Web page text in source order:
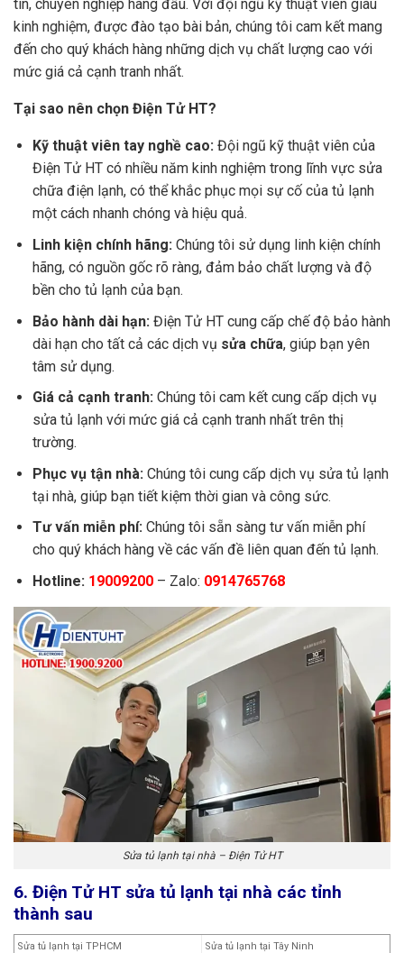
tín, chuyên nghiệp hàng đầu. Với đội ngũ kỹ thuật viên giàu
kinh nghiệm, được đào tạo bài bản, chúng tôi cam kết mang
đến cho quý khách hàng những dịch vụ chất lượng cao với
mức giá cả cạnh tranh nhất.
Tại sao nên chọn Điện Tử HT?
Kỹ thuật viên tay nghề cao:Đội ngũ kỹ thuật viên của
Điện Tử HT có nhiều năm kinh nghiệm trong lĩnh vực sửa
chữa điện lạnh, có thể khắc phục mọi sự cố của tủ lạnh
một cách nhanh chóng và hiệu quả.
Linh kiện chính hãng:Chúng tôi sử dụng linh kiện chính
hãng, có nguồn gốc rõ ràng, đảm bảo chất lượng và độ
bền cho tủ lạnh của bạn.
Bảo hành dài hạn: Điện Tử HT cung cấp chế độ bảo hành
dài hạn cho tất cả các dịch vụ sửa chữa, giúp bạn yên
tâm sử dụng.
Giá cả cạnh tranh:Chúng tôi cam kết cung cấp dịch vụ
sửa tủ lạnh với mức giá cả cạnh tranh nhất trên thị
trường.
Phục vụ tận nhà: Chúng tôi cung cấp dịch vụ sửa tủ lạnh
tại nhà, giúp bạn tiết kiệm thời gian và công sức.
Tư vấn miễn phí:Chúng tôi sẵn sàng tư vấn miễn phí
cho quý khách hàng về các vấn đề liên quan đến tủ lạnh.
Hotline: 19009200– Zalo: 0914765768
Sửa tủ lạnh tại nhà – Điện Tử HT
6. Điện Tử HT sửa tủ lạnh tại nhà các tỉnh
thành sau
Sửa tủ lạnh tại TPHCM Sửa tủ lạnh tại Tây Ninh